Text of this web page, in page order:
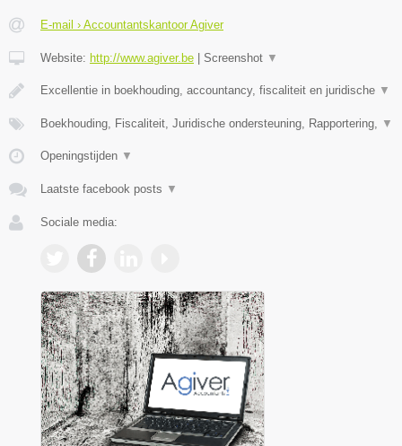
E-mail › Accountantskantoor Agiver
Website: http://www.agiver.be Screenshot ▼
Excellentie in boekhouding, accountancy, fiscaliteit en juridische ▼
Boekhouding, Fiscaliteit, Juridische ondersteuning, Rapportering, ▼
Openingstijden ▼
Laatste facebook posts ▼
Sociale media: